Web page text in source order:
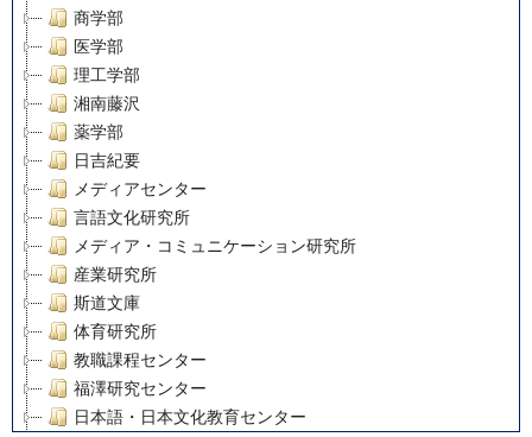
商学部
医学部
理工学部
湘南藤沢
薬学部
日吉紀要
メディアセンター
言語文化研究所
メディア・コミュニケーション研究所
産業研究所
斯道文庫
体育研究所
教職課程センター
福澤研究センター
日本語・日本文化教育センター